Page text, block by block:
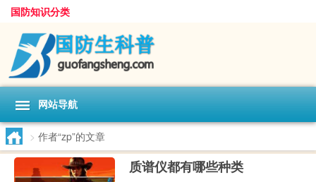
国防知识分类
网站导航
> 作者“zp”的文章
质谱仪都有哪些种类